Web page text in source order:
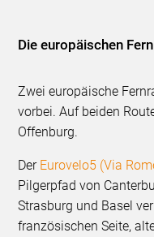
Die europäischen
Zwei europäische
vorbei. Auf beiden
Offenburg.
Der Eurovelo5 (Via
Pilgerpfad von
Strasburg und Basel
französischen Seite,